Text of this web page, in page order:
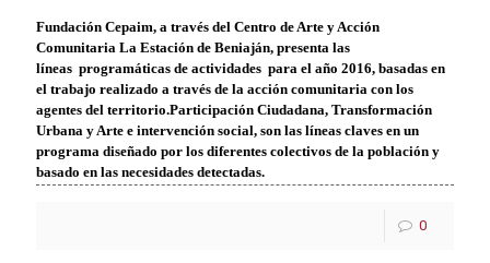
Fundación Cepaim, a través del Centro de Arte y Acción
Comunitaria La Estación de Beniaján, presenta las
líneas programáticas de actividades para el año 2016, basadas en
el trabajo realizado a través de la acción comunitaria con los
agentes del territorio.Participación Ciudadana, Transformación
Urbana y Arte e intervención social, son las líneas claves en un
programa diseñado por los diferentes colectivos de la población y
basado en las necesidades detectadas.
0